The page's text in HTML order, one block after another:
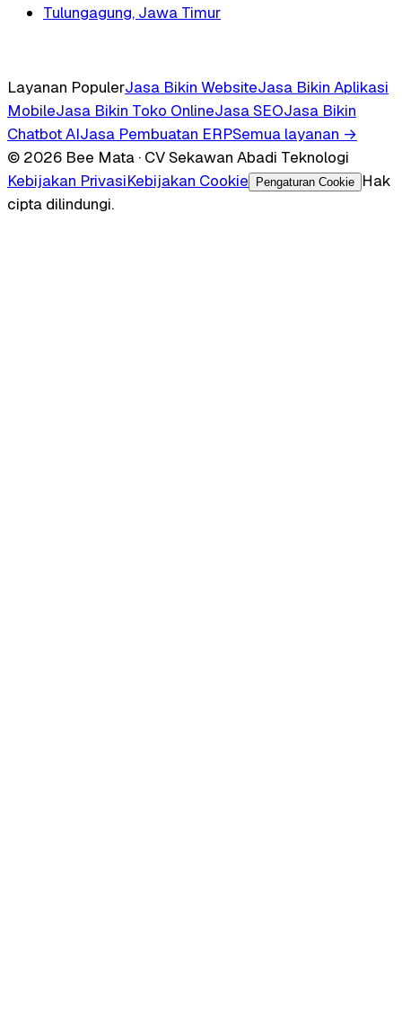
Tulungagung, Jawa Timur
Layanan PopulerJasa Bikin WebsiteJasa Bikin Aplikasi
MobileJasa Bikin Toko OnlineJasa SEOJasa Bikin
Chatbot AIJasa Pembuatan ERPSemua layanan →
© 2026 Bee Mata · CV Sekawan Abadi Teknologi
Kebijakan PrivasiKebijakan Cookie Pengaturan Cookie
Hak
cipta dilindungi.